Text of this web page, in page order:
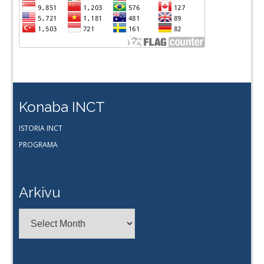
Konaba INCT
ISTORIA INCT
PROGRAMA
Arkivu